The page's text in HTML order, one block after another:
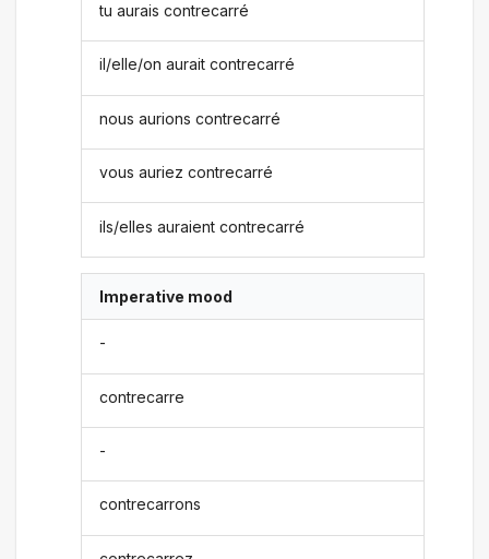
tu aurais contrecarré
il/elle/on aurait contrecarré
nous aurions contrecarré
vous auriez contrecarré
ils/elles auraient contrecarré
Imperative mood
-
contrecarre
-
contrecarrons